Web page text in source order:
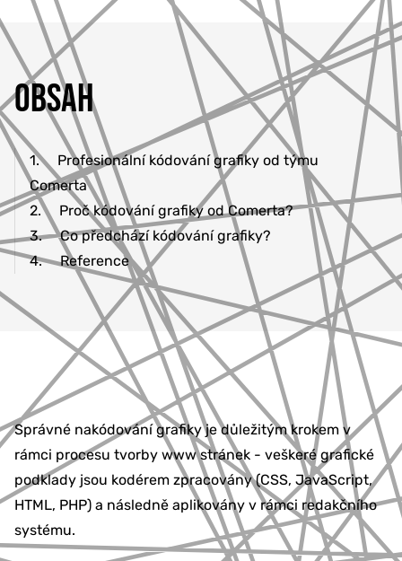
777 353 464
OBSAH
1.
Profesionální kódování grafiky od týmu
Comerta
2.
Proč kódování grafiky od Comerta?
3.
Co předchází kódování grafiky?
4.
Reference
Správné nakódování grafiky je důležitým krokem v
rámci procesu tvorby www stránek - veškeré grafické
podklady jsou kodérem zpracovány (CSS, JavaScript,
HTML, PHP) a následně aplikovány v rámci redakčního
systému.